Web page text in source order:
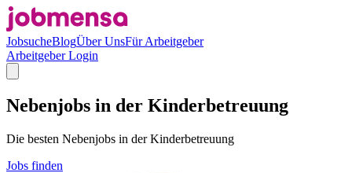
JobsucheBlogÜber UnsFür Arbeitgeber
Arbeitgeber Login
Nebenjobs in der Kinderbetreuung
Die besten Nebenjobs in der Kinderbetreuung
Jobs finden